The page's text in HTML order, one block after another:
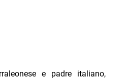
e padre italiano,